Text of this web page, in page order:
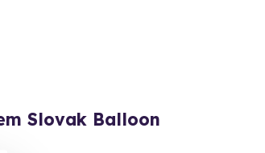
Slovak Balloon